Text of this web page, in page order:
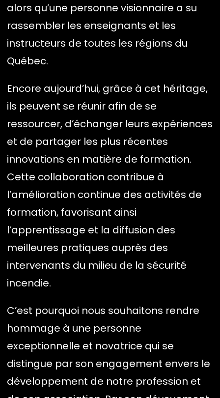
alors qu’une personne visionnaire a su
rassembler les enseignants et les
instructeurs de toutes les régions du
Québec.
Encore aujourd’hui, grâce à cet héritage,
ils peuvent se réunir afin de se
ressourcer, d’échanger leurs expériences
et de partager les plus récentes
innovations en matière de formation.
Cette collaboration contribue à
l’amélioration continue des activités de
formation, favorisant ainsi
l’apprentissage et la diffusion des
meilleures pratiques auprès des
intervenants du milieu de la sécurité
incendie.
C’est pourquoi nous souhaitons rendre
hommage à une personne
exceptionnelle et novatrice qui se
distingue par son engagement envers le
développement de notre profession et